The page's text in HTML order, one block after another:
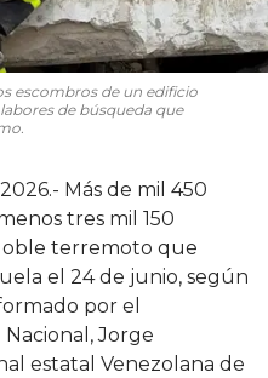
escombros de un edificio
de búsqueda que
Más de mil 450
tres mil 150
terremoto que
el 24 de junio, según
por el
Jorge
estatal Venezolana de